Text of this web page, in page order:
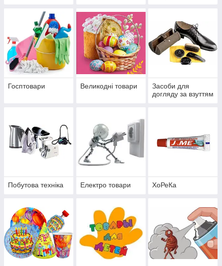
Госптовари Великодні товари
Засоби для
догляду за взуттям
Побутова техніка Електро товари ХоРеКа